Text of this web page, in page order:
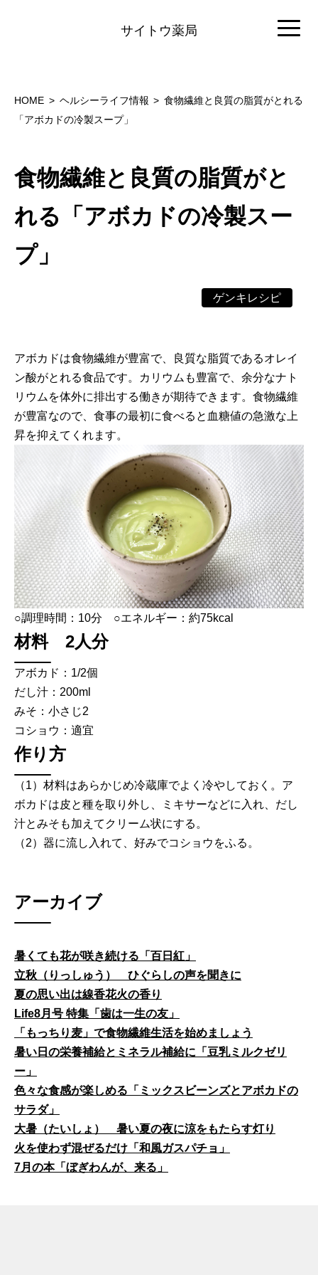
サイトウ薬局
HOME ヘルシーライフ情報
食物繊維と良質の脂質がとれる
「アボカドの冷製スープ」
食物繊維と良質の脂質がと
れる「アボカドの冷製スー
プ」
ゲンキレシピ
アボカドは食物繊維が豊富で、良質な脂質であるオレイ
ン酸がとれる食品です。カリウムも豊富で、余分なナト
リウムを体外に排出する働きが期待できます。食物繊維
が豊富なので、食事の最初に食べると血糖値の急激な上
昇を抑えてくれます。
○調理時間：10分 ○エネルギー：約75kcal
材料 2人分
アボカド：1/2個
だし汁：200ml
みそ：小さじ2
コショウ：適宜
作り方
（1）材料はあらかじめ冷蔵庫でよく冷やしておく。ア
ボカドは皮と種を取り外し、ミキサーなどに入れ、だし
汁とみそも加えてクリーム状にする。
（2）器に流し入れて、好みでコショウをふる。
アーカイブ
暑くても花が咲き続ける「百日紅」
立秋（りっしゅう） ひぐらしの声を聞きに
夏の思い出は線香花火の香り
Life8月号 特集「歯は一生の友」
「もっちり麦」で食物繊維生活を始めましょう
暑い日の栄養補給とミネラル補給に「豆乳ミルクゼリ
ー」
色々な食感が楽しめる「ミックスビーンズとアボカドの
サラダ」
大暑（たいしょ） 暑い夏の夜に涼をもたらす灯り
火を使わず混ぜるだけ「和風ガスパチョ」
7月の本「ぼぎわんが、来る」